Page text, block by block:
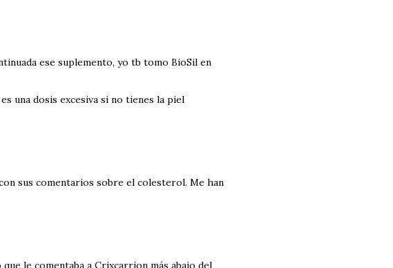
ese suplemento, yo tb tomo BioSil en
una dosis excesiva si no tienes la piel
sus comentarios sobre el colesterol. Me han
le comentaba a Crixcarrion más abajo del